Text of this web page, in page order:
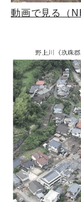
動画で見る（